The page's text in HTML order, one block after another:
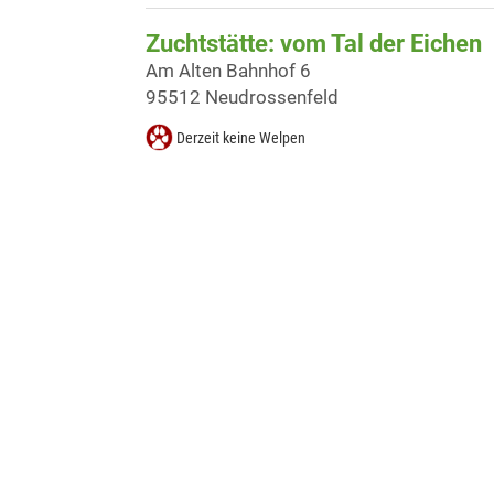
Zuchtstätte: vom Tal der Eichen
Am Alten Bahnhof 6
95512 Neudrossenfeld
Derzeit keine Welpen